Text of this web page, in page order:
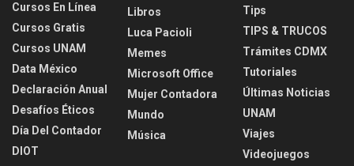
Cursos En Línea
Cursos Gratis
Cursos UNAM
Data México
Declaración Anual
Desafíos Éticos
Día Del Contador
DIOT
Libros
Luca Pacioli
Memes
Microsoft Office
Mujer Contadora
Mundo
Música
Tips
TIPS & TRUCOS
Trámites CDMX
Tutoriales
Últimas Noticias
UNAM
Viajes
Videojuegos